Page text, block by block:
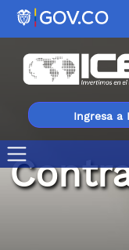
Ingresa a
2019-0043